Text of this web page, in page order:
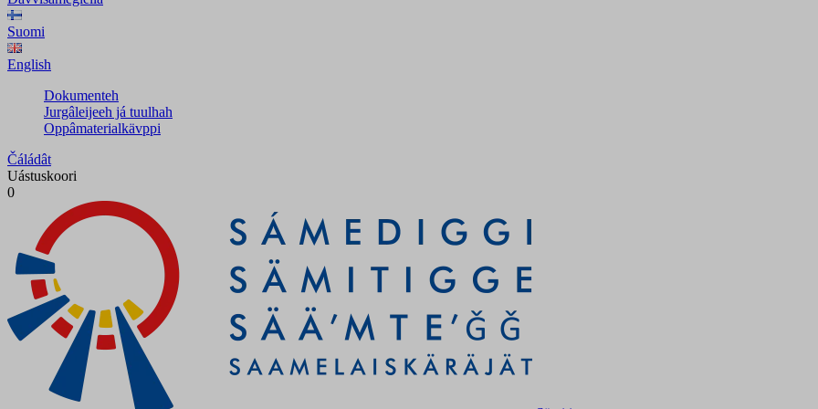
Suomi
English
Dokumenteh
Jurgâleijeeh já tuulhah
Oppâmaterialkävppi
Čáládât
Uástuskoori
0